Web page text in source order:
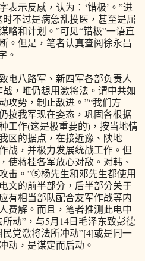
表示反感，认为：‘错极’。”进
不过是病急乱投医，甚至是屈
略和计划。”可见“错极”一语直
。但是，笔者认真查阅徐永昌
。
八路军、新四军各部负责人
，唯仍想用激将法。谓中共如
攻势，制止敌进。”“我们方
按我军现在姿态，巩固各根据
工作(这是极重要的)，按当地情
区的据点，在接近豫、陕地
战，并极力发展统战工作。但
使蒋桂各军放心对敌。对韩、
击。”⑤杨先生和邓先生都使用
文的前半部分，后半部分关于
有相当部队配合友军作战等内
费解。而且，笔者推测此电中
动”，与5月14日毛泽东致彭德
党激将法所冲动”[4]或是同一
动，是谋定而后动。